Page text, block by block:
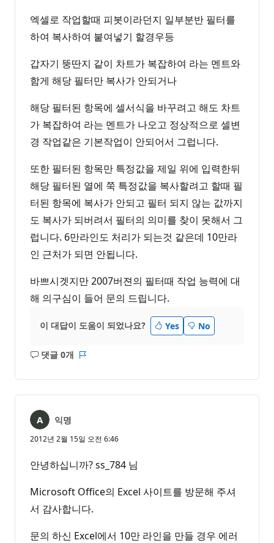
엑셀로 작업할때 피봇이라던지 일부분반 필터를
하여 복사하여 붙여넣기 할경우등
갑자기 뚱딴지 같이 차트가 복잡하여 라는 멘트와
함게 해당 필터만 복사가 안되거나
해당 필터된 항목에 셀서식을 바꾸려고 해도 차트
가 복잡하여 라는 멘트가 나오고 정상적으로 셀변
경 작업같은 기본작업이 안되어서 그럽니다.
또한 필터된 항목만 특정값을 제일 위에 입력한뒤
해당 필터된 열에 쭉 특정값을 복사할려고 할때 필
터된 항목에 복사가 안되고 필터 되지 않는 값까지
도 복사가 되버려서 필터의 의미를 찾이 못해서 그
럽니다. 6만라인도 처리가 되는것 같은데 10만라
인 근처가 되면 안됩니다.
바쁘시겟지만 2007버젼의 필터때 작업 능력에 대
해 의구심이 들어 문의 드립니다.
이 대답이 도움이 되었나요? Yes No
댓글 0개
설
음
익명
2012년 2월 15일 오전 6:46
안녕하십니까? ss_784 님
Microsoft Office의 Excel 사이트를 방문해 주셔
서 감사합니다.
문의 하신 Excel에서 10만 라인을 만들 경우 에러